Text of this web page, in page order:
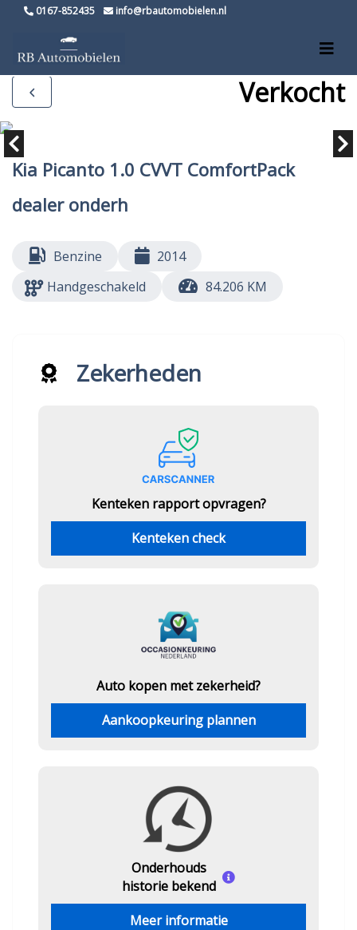
0167-852435 info@rbautomobielen.nl
Verkocht
Kia Picanto 1.0 CVVT ComfortPack
dealer onderh
Benzine
2014
Handgeschakeld
84.206 KM
Zekerheden
Kenteken rapport opvragen?
Kenteken check
Auto kopen met zekerheid?
Aankoopkeuring plannen
Onderhouds
historie bekend
Meer informatie